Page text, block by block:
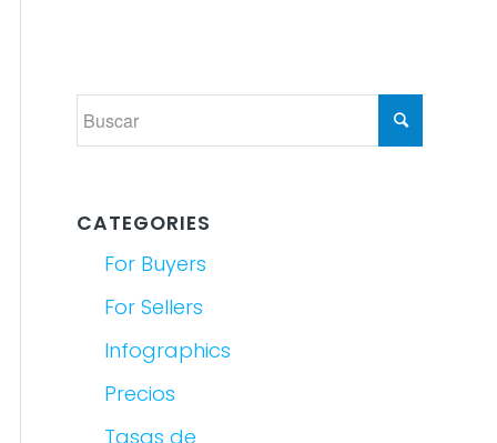
CATEGORIES
For Buyers
For Sellers
Infographics
Precios
Tasas de